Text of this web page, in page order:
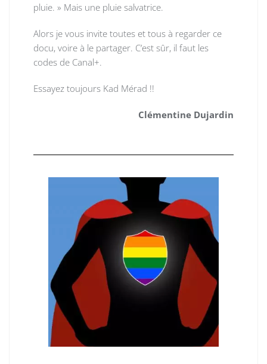
pluie. » Mais une pluie salvatrice.
Alors je vous invite toutes et tous à regarder ce
docu, voire à le partager. C’est sûr, il faut les
codes de Canal+.
Essayez toujours Kad Mérad !!
Clémentine Dujardin